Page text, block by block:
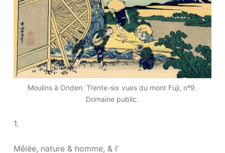
Moulins à Onden. Trente-six vues du mont Fuji, nº9.
Domaine public.
1.
Mêlée, nature & homme, & l’